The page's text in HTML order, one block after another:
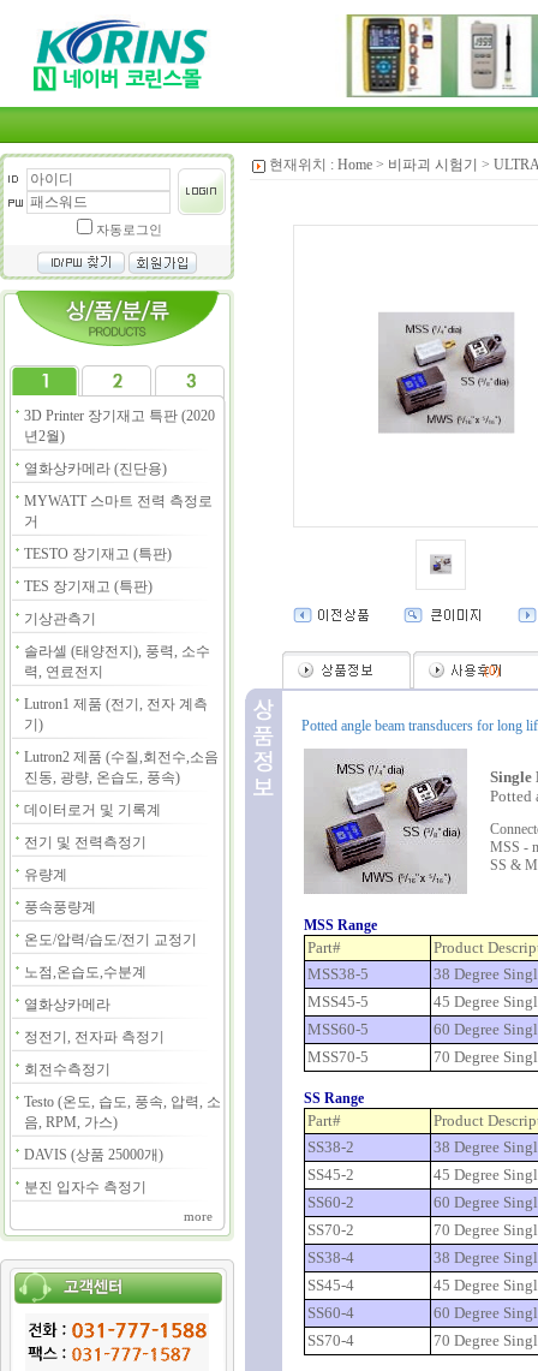
자동로그인
3D Printer 장기재고 특판 (2020
년2월)
열화상카메라 (진단용)
MYWATT 스마트 전력 측정로
거
TESTO 장기재고 (특판)
TES 장기재고 (특판)
기상관측기
솔라셀 (태양전지), 풍력, 소수
력, 연료전지
Lutron1 제품 (전기, 전자 계측
기)
Lutron2 제품 (수질,회전수,소음
진동, 광량, 온습도, 풍속)
데이터로거 및 기록계
전기 및 전력측정기
유량계
풍속풍량계
온도/압력/습도/전기 교정기
노점,온습도,수분계
열화상카메라
정전기, 전자파 측정기
회전수측정기
Testo (온도, 습도, 풍속, 압력, 소
음, RPM, 가스)
DAVIS (상품 25000개)
분진 입자수 측정기
more
현재위치 : Home > 비파괴 시험기 >
(0)
Potted angle beam transducers for long
Single
Potted
MSS -
SS &
MSS Range
Part#
Product
MSS38-5
38 Degree
MSS45-5
45 Degree
MSS60-5
60 Degree
MSS70-5
70 Degree
SS Range
Part#
Product
SS38-2
38 Degree
SS45-2
45 Degree
SS60-2
60 Degree
SS70-2
70 Degree
SS38-4
38 Degree
SS45-4
45 Degree
SS60-4
60 Degree
SS70-4
70 Degree